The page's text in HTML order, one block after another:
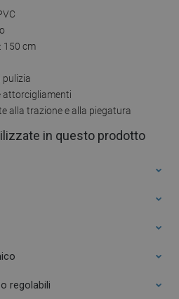
150 cm
pulizia
attorcigliamenti
alla trazione e alla piegatura
in questo prodotto
regolabili